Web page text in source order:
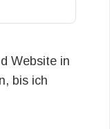
Website in
bis ich